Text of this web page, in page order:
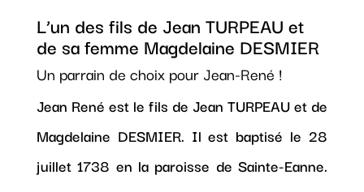
L’un des fils de Jean TURPEAU et
de sa femme Magdelaine DESMIER
Un parrain de choix pour Jean-René !
Jean René est le fils de Jean TURPEAU et de
Magdelaine DESMIER. Il est baptisé le 28
juillet 1738 en la paroisse de Sainte-Eanne.